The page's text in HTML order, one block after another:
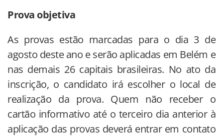
Prova objetiva
As provas estão marcadas para o dia 3 de
agosto deste ano e serão aplicadas em Belém e
nas demais 26 capitais brasileiras. No ato da
inscrição, o candidato irá escolher o local de
realização da prova. Quem não receber o
cartão informativo até o terceiro dia anterior à
aplicação das provas deverá entrar em contato